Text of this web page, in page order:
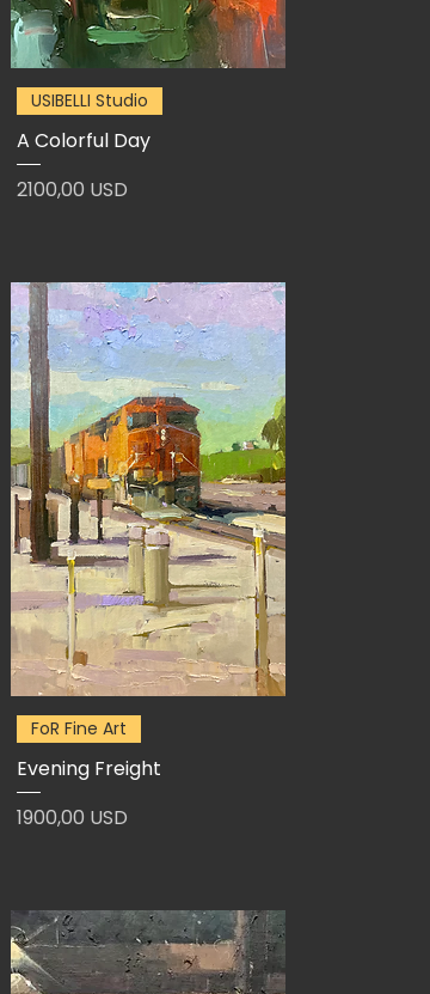
USIBELLI Studio
A Colorful Day
Prezzo
2100,00 USD
FoR Fine Art
Evening Freight
Prezzo
1900,00 USD